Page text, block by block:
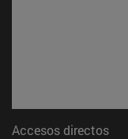
Accesos directos